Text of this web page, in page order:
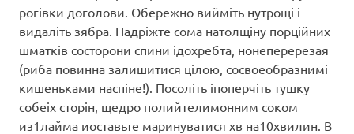
рогівки доголови. Обережно вийміть нутрощі і
видаліть зябра. Надріжте сома натолщіну порційних
шматків состорони спини ідохребта, нонеперерезая
(риба повинна залишитися цілою, сосвоеобразнимі
кишеньками наспіне!). Посоліть іпоперчіть тушку
собеіх сторін, щедро полийтелимонним соком
из1лайма иоставьте маринуватися хв на10хвилин. В